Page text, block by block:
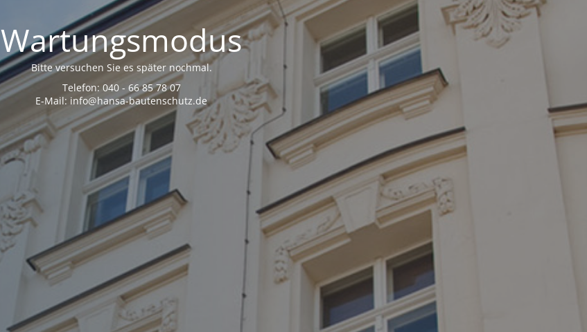
Wartungsmodus
Bitte versuchen Sie es später nochmal.
Telefon: 040 - 66 85 78 07
E-Mail: info@hansa-bautenschutz.de